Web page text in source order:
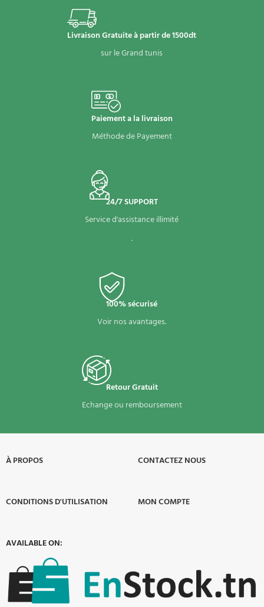
Livraison Gratuite à partir de 1500dt
sur le Grand tunis
Paiement a la livraison
Méthode de Payement
24/7 SUPPORT
Service d'assistance illimité
.
100% sécurisé
Voir nos avantages.
Retour Gratuit
Echange ou remboursement
À PROPOS​
CONDITIONS D'UTILISATION
CONTACTEZ NOUS
MON COMPTE
AVAILABLE ON: